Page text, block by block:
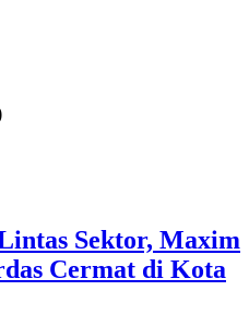
Sektor, Maxim
Cermat di Kota